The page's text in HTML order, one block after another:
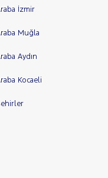
İzmir
Muğla
Aydın
Kocaeli